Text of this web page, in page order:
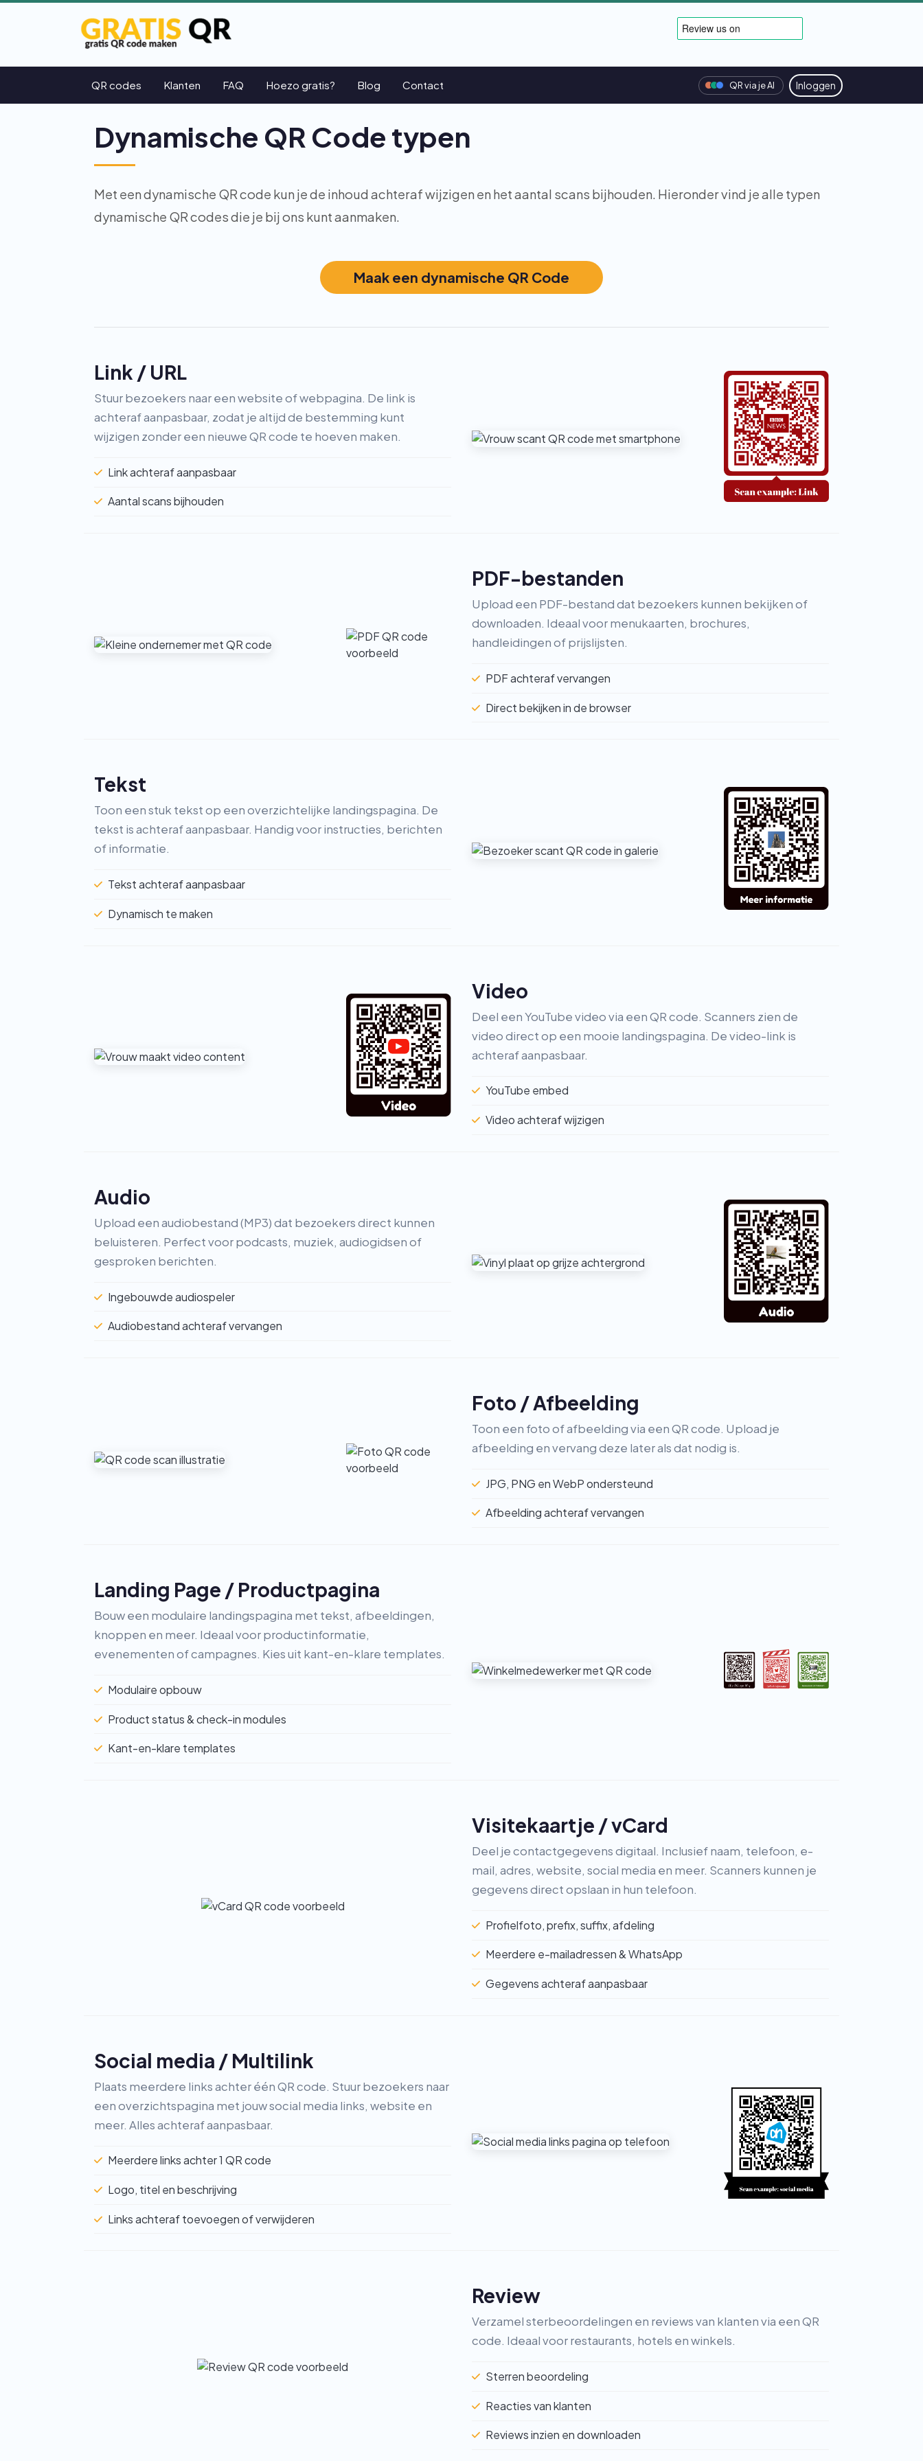
QR codes Klanten FAQ Hoezo gratis? Blog Contact QR via je AI Inloggen
Dynamische QR Code typen
Met een dynamische QR code kun je de inhoud achteraf wijzigen en het aantal scans bijhouden. Hieronder vind je alle typen
dynamische QR codes die je bij ons kunt aanmaken.
Maak een dynamische QR Code
Link / URL
Stuur bezoekers naar een website of webpagina. De link is
achteraf aanpasbaar, zodat je altijd de bestemming kunt
wijzigen zonder een nieuwe QR code te hoeven maken.
Link achteraf aanpasbaar
Aantal scans bijhouden
PDF-bestanden
Upload een PDF-bestand dat bezoekers kunnen bekijken of
downloaden. Ideaal voor menukaarten, brochures,
handleidingen of prijslijsten.
PDF achteraf vervangen
Direct bekijken in de browser
Tekst
Toon een stuk tekst op een overzichtelijke landingspagina. De
tekst is achteraf aanpasbaar. Handig voor instructies, berichten
of informatie.
Tekst achteraf aanpasbaar
Dynamisch te maken
Video
Deel een YouTube video via een QR code. Scanners zien de
video direct op een mooie landingspagina. De video-link is
achteraf aanpasbaar.
YouTube embed
Video achteraf wijzigen
Audio
Upload een audiobestand (MP3) dat bezoekers direct kunnen
beluisteren. Perfect voor podcasts, muziek, audiogidsen of
gesproken berichten.
Ingebouwde audiospeler
Audiobestand achteraf vervangen
Foto / Afbeelding
Toon een foto of afbeelding via een QR code. Upload je
afbeelding en vervang deze later als dat nodig is.
JPG, PNG en WebP ondersteund
Afbeelding achteraf vervangen
Landing Page / Productpagina
Bouw een modulaire landingspagina met tekst, afbeeldingen,
knoppen en meer. Ideaal voor productinformatie,
evenementen of campagnes. Kies uit kant-en-klare templates.
Modulaire opbouw
Product status & check-in modules
Kant-en-klare templates
Visitekaartje / vCard
Deel je contactgegevens digitaal. Inclusief naam, telefoon, e-
mail, adres, website, social media en meer. Scanners kunnen je
gegevens direct opslaan in hun telefoon.
Profielfoto, prefix, suffix, afdeling
Meerdere e-mailadressen & WhatsApp
Gegevens achteraf aanpasbaar
Social media / Multilink
Plaats meerdere links achter één QR code. Stuur bezoekers naar
een overzichtspagina met jouw social media links, website en
meer. Alles achteraf aanpasbaar.
Meerdere links achter 1 QR code
Logo, titel en beschrijving
Links achteraf toevoegen of verwijderen
Review
Verzamel sterbeoordelingen en reviews van klanten via een QR
code. Ideaal voor restaurants, hotels en winkels.
Sterren beoordeling
Reacties van klanten
Reviews inzien en downloaden